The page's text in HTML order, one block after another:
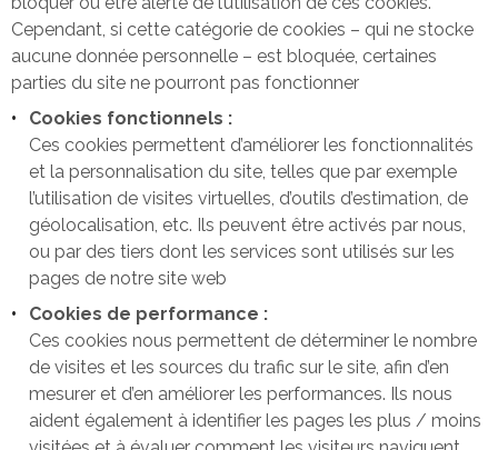
Cependant, si cette catégorie de cookies – qui ne stocke
aucune donnée personnelle – est bloquée, certaines
parties du site ne pourront pas fonctionner
Cookies fonctionnels :
Ces cookies permettent d’améliorer les fonctionnalités
et la personnalisation du site, telles que par exemple
l’utilisation de visites virtuelles, d’outils d’estimation, de
géolocalisation, etc. Ils peuvent être activés par nous,
ou par des tiers dont les services sont utilisés sur les
pages de notre site web
Cookies de performance :
Ces cookies nous permettent de déterminer le nombre
de visites et les sources du trafic sur le site, afin d’en
mesurer et d’en améliorer les performances. Ils nous
aident également à identifier les pages les plus / moins